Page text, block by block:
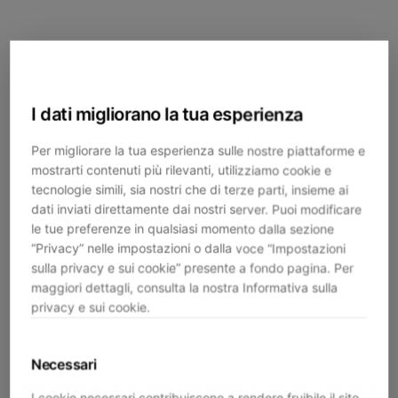
I dati migliorano la tua esperienza
Per migliorare la tua esperienza sulle nostre piattaforme e
mostrarti contenuti più rilevanti, utilizziamo cookie e
tecnologie simili, sia nostri che di terze parti, insieme ai
dati inviati direttamente dai nostri server. Puoi modificare
le tue preferenze in qualsiasi momento dalla sezione
“Privacy” nelle impostazioni o dalla voce “Impostazioni
sulla privacy e sui cookie” presente a fondo pagina. Per
maggiori dettagli, consulta la nostra Informativa sulla
privacy e sui cookie.
Necessari